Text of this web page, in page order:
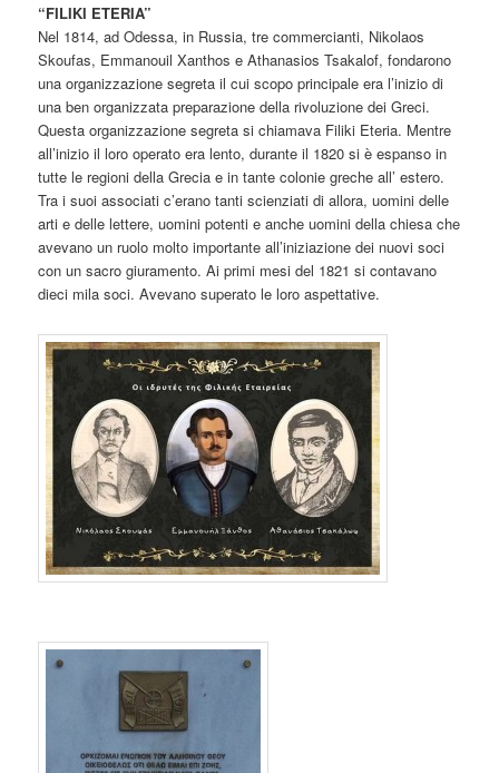
“FILIKI ETERIA”
Nel 1814, ad Odessa, in Russia, tre commercianti, Nikolaos
Skoufas, Emmanouil Xanthos e Athanasios Tsakalof, fondarono
una organizzazione segreta il cui scopo principale era l’inizio di
una ben organizzata preparazione della rivoluzione dei Greci.
Questa organizzazione segreta si chiamava Filiki Eteria. Mentre
all’inizio il loro operato era lento, durante il 1820 si è espanso in
tutte le regioni della Grecia e in tante colonie greche all’ estero.
Tra i suoi associati c’erano tanti scienziati di allora, uomini delle
arti e delle lettere, uomini potenti e anche uomini della chiesa che
avevano un ruolo molto importante all’iniziazione dei nuovi soci
con un sacro giuramento. Ai primi mesi del 1821 si contavano
dieci mila soci. Avevano superato le loro aspettative.